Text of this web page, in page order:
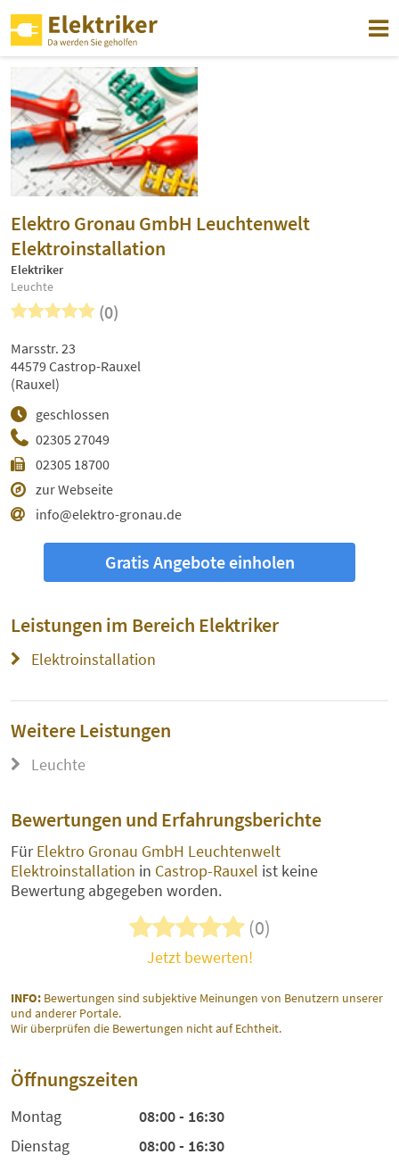
Elektro Gronau GmbH Leuchtenwelt
Elektroinstallation
Elektriker
Leuchte
(0)
02305 27049
02305 18700
zur Webseite
info@elektro-gronau.de
geschlossen
Marsstr. 23
44579 Castrop-Rauxel
(Rauxel)
Gratis Angebote einholen
Leistungen im Bereich Elektriker
Elektroinstallation
Weitere Leistungen
Leuchte
Bewertungen und Erfahrungsberichte
FürElektro Gronau GmbH Leuchtenwelt
Elektroinstallation in Castrop-Rauxel ist keine
Bewertung abgegeben worden.
(0)
Jetzt bewerten!
INFO: Bewertungen sind subjektive Meinungen von Benutzern unserer
und anderer Portale.
Wir überprüfen die Bewertungen nicht auf Echtheit.
Öffnungszeiten
Montag
08:00 - 16:30
Dienstag
08:00 - 16:30